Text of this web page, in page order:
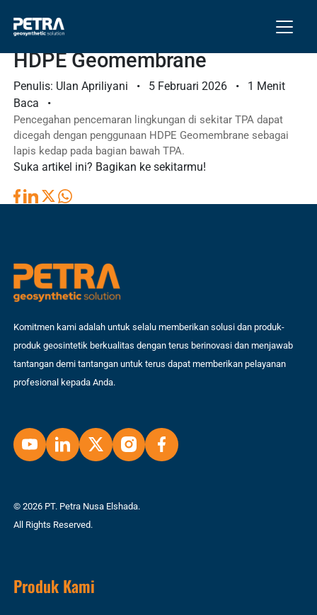
Cegah Pencemaran Dengan
Lining TPA Menggunakan
HDPE Geomembrane
Penulis: Ulan Apriliyani • 5 Februari 2026 •
1 Menit
Baca
•
Pencegahan pencemaran lingkungan di sekitar TPA dapat
dicegah dengan penggunaan HDPE Geomembrane sebagai
lapis kedap pada bagian bawah TPA.
Suka artikel ini? Bagikan ke sekitarmu!
Komitmen kami adalah untuk selalu memberikan solusi dan produk-
produk geosintetik berkualitas dengan terus berinovasi dan menjawab
tantangan demi tantangan untuk terus dapat memberikan pelayanan
profesional kepada Anda.
© 2026 PT. Petra Nusa Elshada.
All Rights Reserved.
Produk Kami